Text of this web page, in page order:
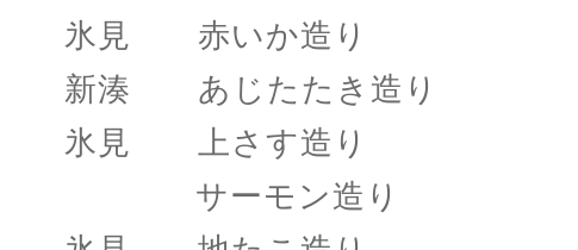
氷見 赤いか造り
新湊 あじたたき造り
氷見 上さす造り
サーモン造り